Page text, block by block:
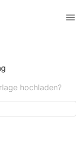
hochladen?